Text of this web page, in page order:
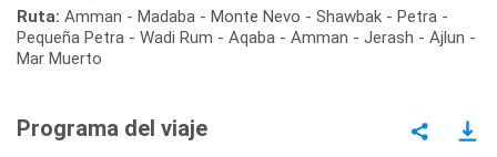
Ruta: Amman - Madaba - Monte Nevo - Shawbak - Petra -
Pequeña Petra - Wadi Rum - Aqaba - Amman - Jerash - Ajlun -
Mar Muerto
Programa del viaje